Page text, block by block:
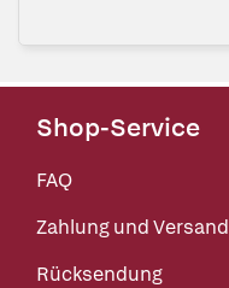
Shop-Service
FAQ
Zahlung und Versand
Rücksendung